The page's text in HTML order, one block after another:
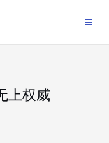
上权威